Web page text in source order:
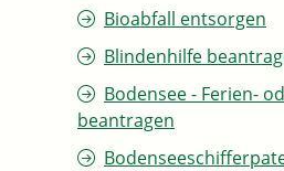
Bioabfall entsorgen
Blindenhilfe
Bodensee - Ferien-
beantragen